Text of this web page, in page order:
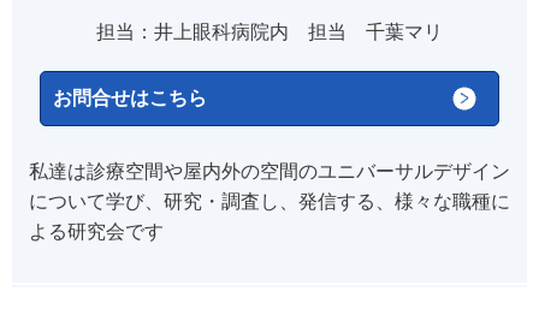
担当：井上眼科病院内 担当 千葉マリ
お問合せはこちら
私達は診療空間や屋内外の空間のユニバーサルデザイン
について学び、研究・調査し、発信する、様々な職種に
よる研究会です